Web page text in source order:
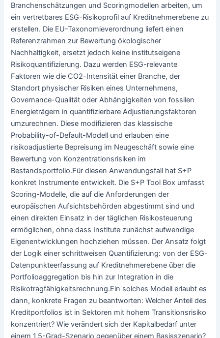
Branchenschätzungen und Scoringmodellen arbeiten, um
ein vertretbares ESG-Risikoprofil auf Kreditnehmerebene zu
erstellen. Die EU-Taxonomieverordnung liefert einen
Referenzrahmen zur Bewertung ökologischer
Nachhaltigkeit, ersetzt jedoch keine institutseigene
Risikoquantifizierung. Dazu werden ESG-relevante
Faktoren wie die CO2-Intensität einer Branche, der
Standort physischer Risiken eines Unternehmens,
Governance-Qualität oder Abhängigkeiten von fossilen
Energieträgern in quantifizierbare Adjustierungsfaktoren
umzurechnen. Diese modifizieren das klassische
Probability-of-Default-Modell und erlauben eine
risikoadjustierte Bepreisung im Neugeschäft sowie eine
Bewertung von Konzentrationsrisiken im
Bestandsportfolio.Für diesen Anwendungsfall hat S+P
konkret Instrumente entwickelt. Die S+P Tool Box umfasst
Scoring-Modelle, die auf die Anforderungen der
europäischen Aufsichtsbehörden abgestimmt sind und
einen direkten Einsatz in der täglichen Risikosteuerung
ermöglichen, ohne dass Institute zunächst aufwendige
Eigenentwicklungen hochziehen müssen. Der Ansatz folgt
der Logik einer schrittweisen Quantifizierung: von der ESG-
Datenpunkteerfassung auf Kreditnehmerebene über die
Portfolioaggregation bis hin zur Integration in die
Risikotragfähigkeitsrechnung.Ein solches Modell erlaubt es
dann, konkrete Fragen zu beantworten: Welcher Anteil des
Kreditportfolios ist in Sektoren mit hohem Transitionsrisiko
konzentriert? Wie verändert sich der Kapitalbedarf unter
einem 1,5-Grad-Szenario gegenüber einem Basisszenario?